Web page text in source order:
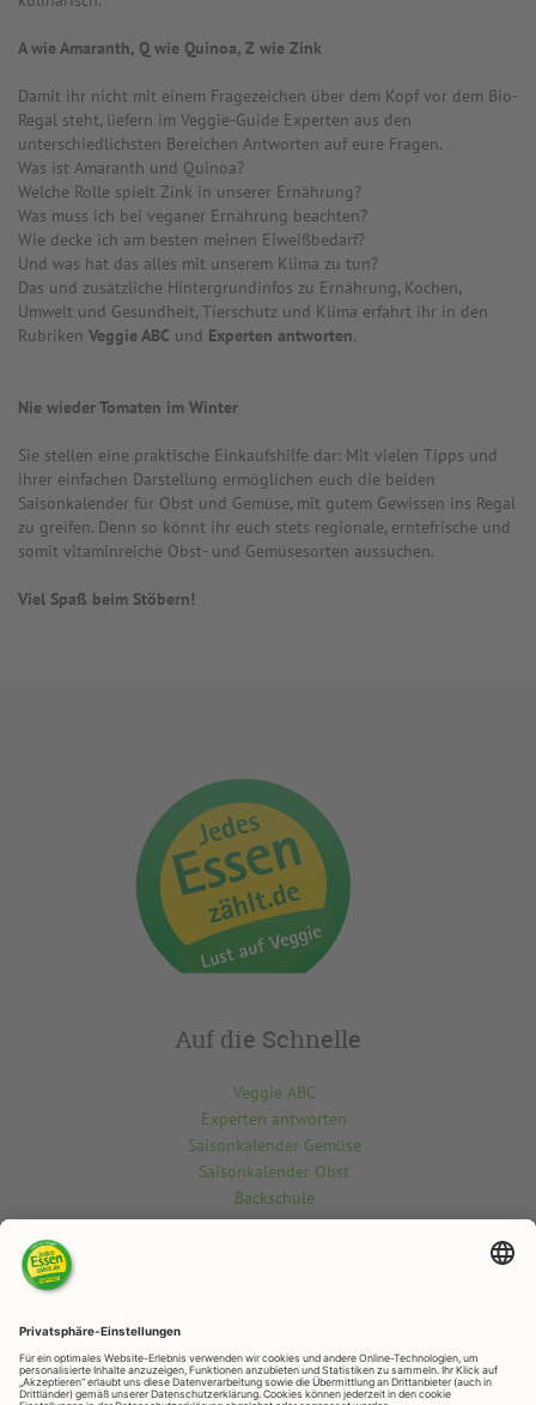
A wie Amaranth, Q wie Quinoa, Z wie Zink
Damit ihr nicht mit einem Fragezeichen über dem Kopf vor dem Bio-
Regal steht, liefern im Veggie-Guide Experten aus den
unterschiedlichsten Bereichen Antworten auf eure Fragen.
Was ist Amaranth und Quinoa?
Welche Rolle spielt Zink in unserer Ernährung?
Was muss ich bei veganer Ernährung beachten?
Wie decke ich am besten meinen Eiweißbedarf?
Und was hat das alles mit unserem Klima zu tun?
Das und zusätzliche Hintergrundinfos zu Ernährung, Kochen,
Umwelt und Gesundheit, Tierschutz und Klima erfahrt ihr in den
Rubriken Veggie ABC und Experten antworten.
Nie wieder Tomaten im Winter
Sie stellen eine praktische Einkaufshilfe dar: Mit vielen Tipps und
ihrer einfachen Darstellung ermöglichen euch die beiden
Saisonkalender für Obst und Gemüse, mit gutem Gewissen ins Regal
zu greifen. Denn so könnt ihr euch stets regionale, erntefrische und
somit vitaminreiche Obst- und Gemüsesorten aussuchen.
Viel Spaß beim Stöbern!
Auf die Schnelle
Veggie ABC
Experten antworten
Saisonkalender Gemüse
Saisonkalender Obst
Backschule
beantworten wir deine Fragen.
Kontaktiere uns hier